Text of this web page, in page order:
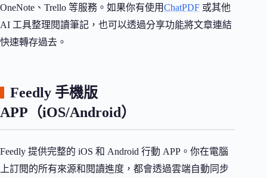
OneNote、Trello 等服務。如果你有使用ChatPDF 或其他
AI 工具整理閱讀筆記，也可以透過分享功能將文章連結
快速轉存過去。
Feedly 手機版
APP（iOS/Android）
Feedly 提供完整的 iOS 和 Android 行動 APP。你在電腦
上訂閱的所有來源和閱讀進度，都會透過雲端自動同步